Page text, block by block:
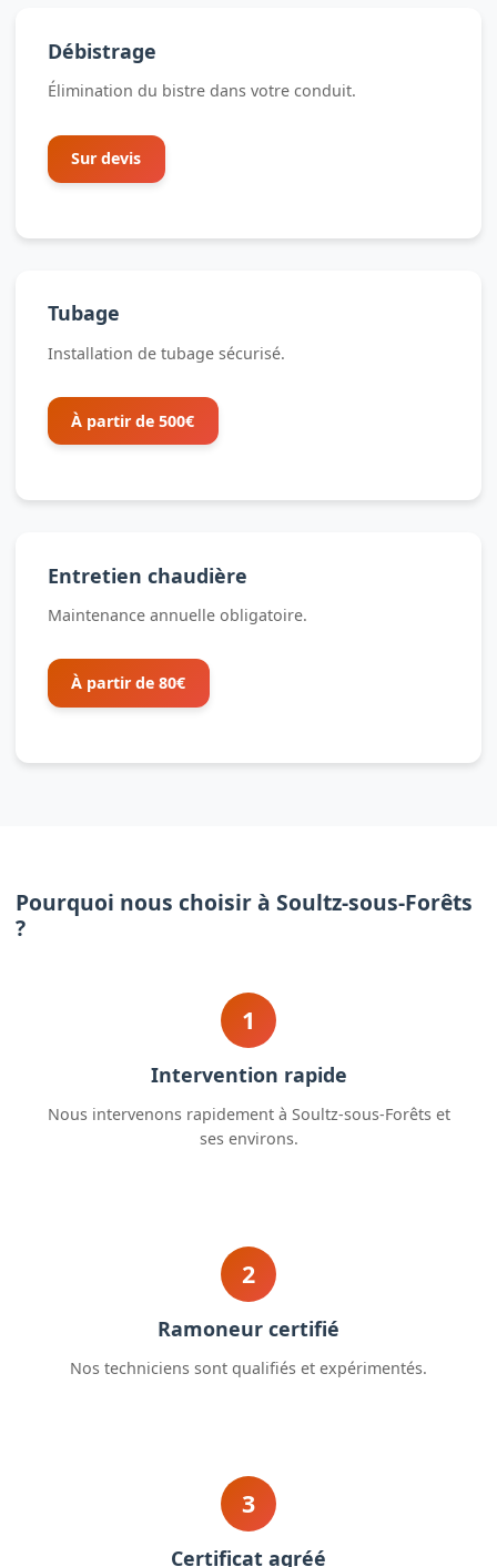
Débistrage
Élimination du bistre dans votre conduit.
Sur devis
Tubage
Installation de tubage sécurisé.
À partir de 500€
Entretien chaudière
Maintenance annuelle obligatoire.
À partir de 80€
Pourquoi nous choisir à Soultz-sous-Forêts
?
1
Intervention rapide
Nous intervenons rapidement à Soultz-sous-Forêts et
ses environs.
2
Ramoneur certifié
Nos techniciens sont qualifiés et expérimentés.
3
Certificat agréé